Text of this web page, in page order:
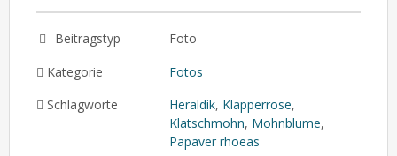
Beitragstyp
Foto
Kategorie
Fotos
Schlagworte
Heraldik, Klapperrose,
Klatschmohn, Mohnblume,
Papaver rhoeas